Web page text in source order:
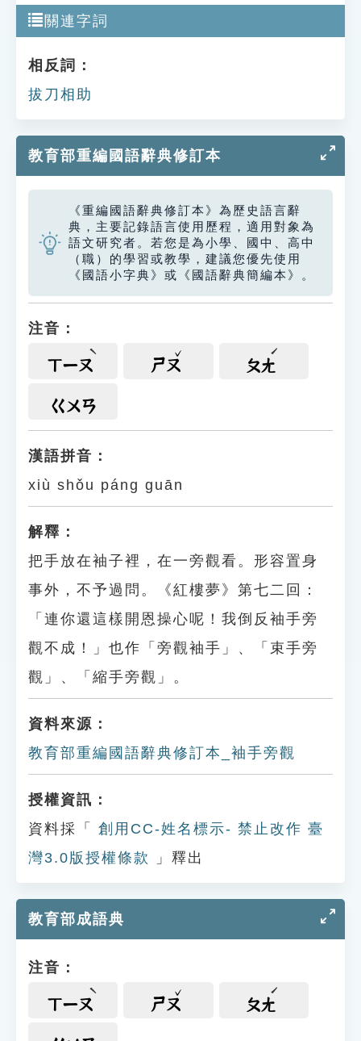
關連字詞
相反詞：
拔刀相助
教育部重編國語辭典修訂本
《重編國語辭典修訂本》為歷史語言辭
典，主要記錄語言使用歷程，適用對象為
語文研究者。若您是為小學、國中、高中
（職）的學習或教學，建議您優先使用
《國語小字典》或《國語辭典簡編本》。
注音：
ㄒㄧㄡ ㄕㄡ ㄆㄤ
ㄍㄨㄢ
漢語拼音：
xiù shǒu páng guān
解釋：
把手放在袖子裡，在一旁觀看。形容置身
事外，不予過問。《紅樓夢》第七二回：
「連你還這樣開恩操心呢！我倒反袖手旁
觀不成！」也作「旁觀袖手」、「束手旁
觀」、「縮手旁觀」。
資料來源：
教育部重編國語辭典修訂本_袖手旁觀
授權資訊：
資料採「
創用CC-姓名標示- 禁止改作 臺
灣3.0版授權條款
」釋出
教育部成語典
注音：
ㄒㄧㄡ ㄕㄡ ㄆㄤ